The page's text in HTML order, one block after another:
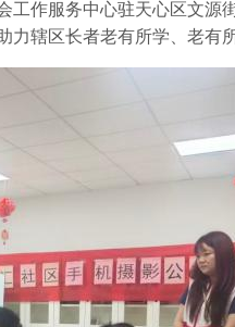
作服务中心驻天心区文源
辖区长者老有所学、老有